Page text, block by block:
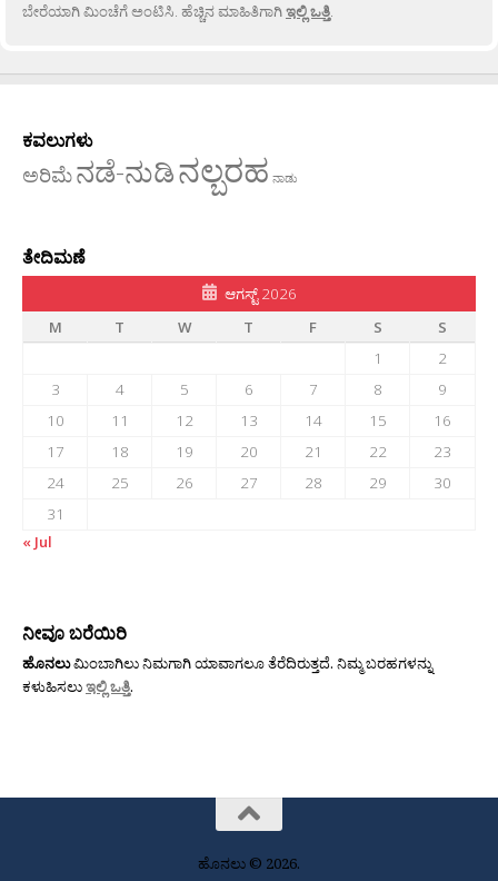
ಬೇರೆಯಾಗಿ ಮಿಂಚೆಗೆ ಅಂಟಿಸಿ. ಹೆಚ್ಚಿನ ಮಾಹಿತಿಗಾಗಿಇಲ್ಲಿ ಒತ್ತಿ.
ಕವಲುಗಳು
ಅರಿಮೆನಡೆ-ನುಡಿನಲ್ಬರಹ ನಾಡು
ತೇದಿಮಣೆ
ಆಗಸ್ಟ್ 2026
M
T W T F S
S
1
2
3
4 5 6 7 8
9
10
11 12 13 14 15
16
17
18 19 20 21 22
23
24
25 26 27 28 29
30
31
« Jul
ನೀವೂ ಬರೆಯಿರಿ
ಹೊನಲುಮಿಂಬಾಗಿಲು ನಿಮಗಾಗಿ ಯಾವಾಗಲೂ ತೆರೆದಿರುತ್ತದೆ. ನಿಮ್ಮ ಬರಹಗಳನ್ನು
ಕಳುಹಿಸಲುಇಲ್ಲಿ ಒತ್ತಿ.
ಹೊನಲು © 2026.